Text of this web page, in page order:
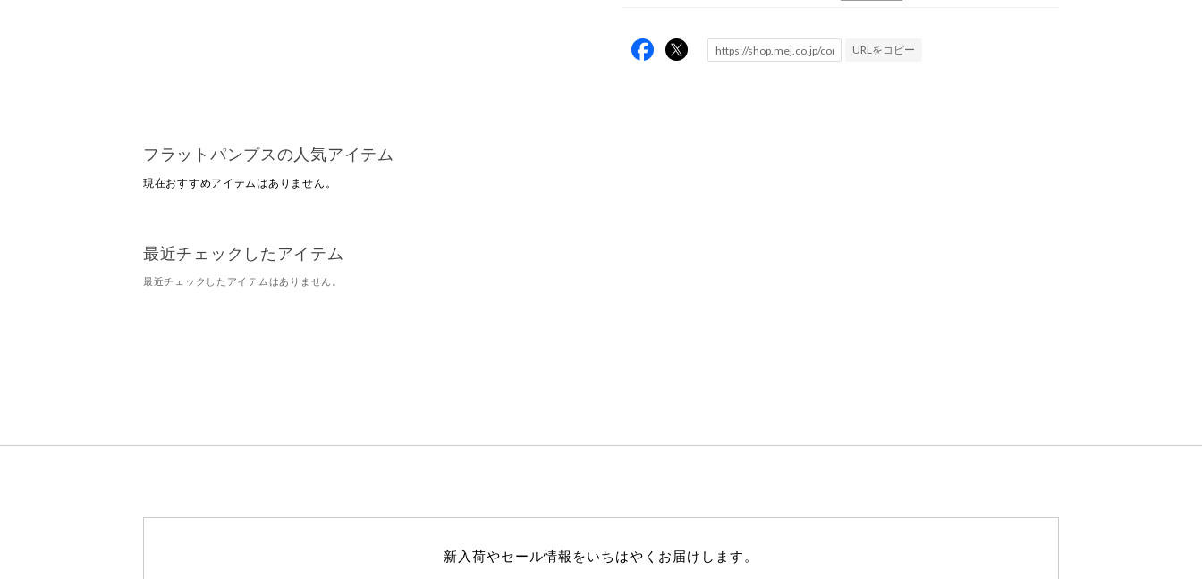
URLをコピー
フラットパンプスの人気アイテム
現在おすすめアイテムはありません。
最近チェックしたアイテム
最近チェックしたアイテムはありません。
新入荷やセール情報をいちはやくお届けします。